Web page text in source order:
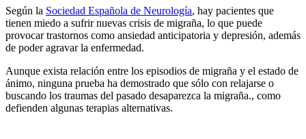
Según la Sociedad Española de Neurología, hay pacientes que
tienen miedo a sufrir nuevas crisis de migraña, lo que puede
provocar trastornos como ansiedad anticipatoria y depresión, además
de poder agravar la enfermedad.
Aunque exista relación entre los episodios de migraña y el estado de
ánimo, ninguna prueba ha demostrado que sólo con relajarse o
buscando los traumas del pasado desaparezca la migraña., como
defienden algunas terapias alternativas.